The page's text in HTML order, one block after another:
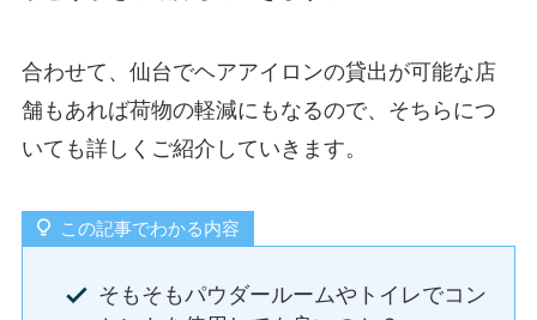
合わせて、仙台でヘアアイロンの貸出が可能な店
舗もあれば荷物の軽減にもなるので、そちらにつ
いても詳しくご紹介していきます。
この記事でわかる内容
そもそもパウダールームやトイレでコン